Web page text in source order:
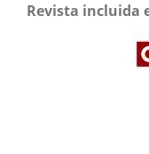
Revista incluida